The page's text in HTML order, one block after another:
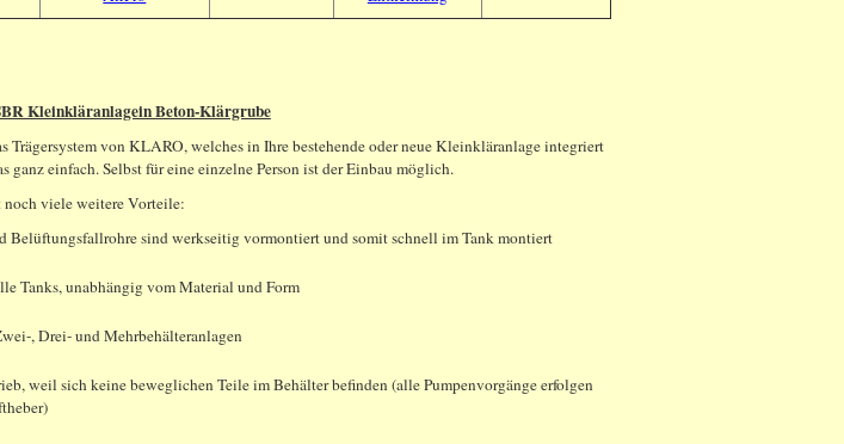
Kleinkläranlagein Beton-Klärgrube
Trägersystem von KLARO, welches in Ihre bestehende oder neue Kleinkläranlage integriert
ganz einfach. Selbst für eine einzelne Person ist der Einbau möglich.
noch viele weitere Vorteile:
Belüftungsfallrohre sind werkseitig vormontiert und somit schnell im Tank montiert
Tanks, unabhängig vom Material und Form
, Drei- und Mehrbehälteranlagen
weil sich keine beweglichen Teile im Behälter befinden (alle Pumpenvorgänge erfolgen